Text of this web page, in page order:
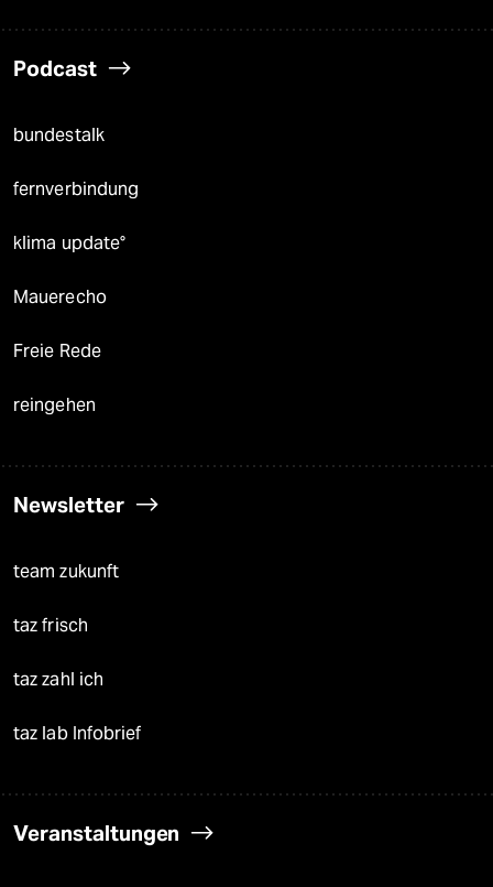
Podcast
bundestalk
fernverbindung
klima update°
Mauerecho
Freie Rede
reingehen
Newsletter
team zukunft
taz frisch
taz zahl ich
taz lab Infobrief
Veranstaltungen